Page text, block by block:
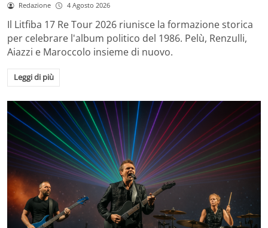
Redazione 4 Agosto 2026
Il Litfiba 17 Re Tour 2026 riunisce la formazione storica
per celebrare l'album politico del 1986. Pelù, Renzulli,
Aiazzi e Maroccolo insieme di nuovo.
Leggi di più